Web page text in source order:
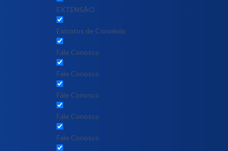
EXTENSÃO
Extratos de Convênio
Fale Conosco
Fale Conosco
Fale Conosco
Fale Conosco
Fale Conosco